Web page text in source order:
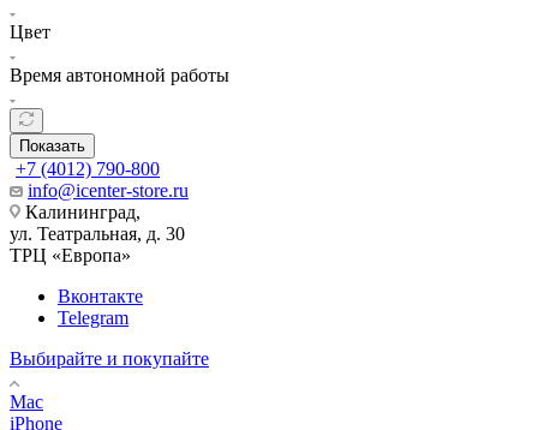
Цвет
Время автономной работы
Показать
+7 (4012) 790-800
info@icenter-store.ru
Калининград,
ул. Театральная, д. 30
ТРЦ «Европа»
Вконтакте
Telegram
Выбирайте и покупайте
Mac
iPhone